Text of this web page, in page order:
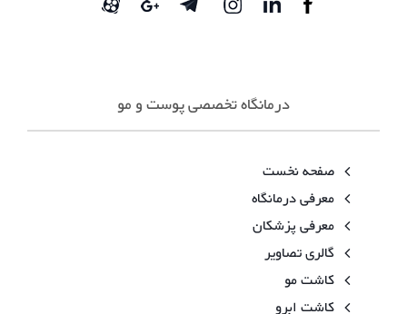
درمانگاه تخصصی پوست و مو
صفحه نخست
معرفی درمانگاه
معرفی پزشکان
گالری تصاویر
کاشت مو
کاشت ابرو